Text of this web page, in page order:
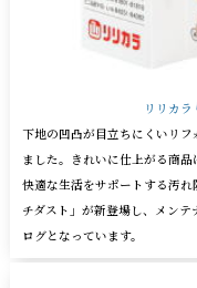
リリカラ
下地の凹凸が目立ちにくいリ
ました。きれいに仕上がる商品
快適な生活をサポートする汚
チダスト」が新登場し、メン
ログとなっています。